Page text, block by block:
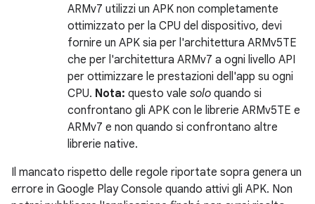
ARMv7 utilizzi un APK non completamente
ottimizzato per la CPU del dispositivo, devi
fornire un APK sia per l'architettura ARMv5TE
che per l'architettura ARMv7 a ogni livello API
per ottimizzare le prestazioni dell'app su ogni
CPU. Nota: questo vale solo quando si
confrontano gli APK con le librerie ARMv5TE e
ARMv7 e non quando si confrontano altre
librerie native.
Il mancato rispetto delle regole riportate sopra genera un
errore in Google Play Console quando attivi gli APK. Non